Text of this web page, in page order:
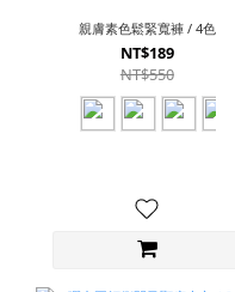
親膚素色鬆緊寬褲 / 4色
NT$189
NT$550